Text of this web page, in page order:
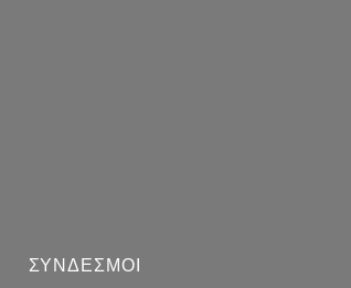
ΣΥΝΔΕΣΜΟΙ